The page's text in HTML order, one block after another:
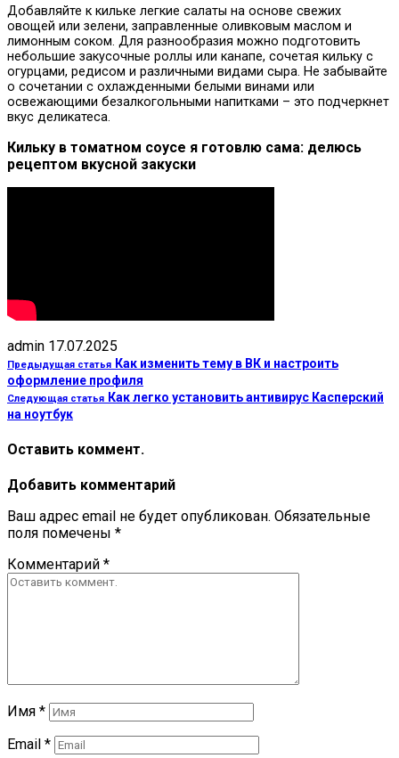
Добавляйте к кильке легкие салаты на основе свежих
овощей или зелени, заправленные оливковым маслом и
лимонным соком. Для разнообразия можно подготовить
небольшие закусочные роллы или канапе, сочетая кильку с
огурцами, редисом и различными видами сыра. Не забывайте
о сочетании с охлажденными белыми винами или
освежающими безалкогольными напитками – это подчеркнет
вкус деликатеса.
Кильку в томатном соусе я готовлю сама: делюсь
рецептом вкусной закуски
admin 17.07.2025
Предыдущая статья Как изменить тему в ВК и настроить
оформление профиля
Следующая статья Как легко установить антивирус Касперский
на ноутбук
Оставить коммент.
Добавить комментарий
Ваш адрес email не будет опубликован. Обязательные
поля помечены *
Комментарий *
Имя *
Email *